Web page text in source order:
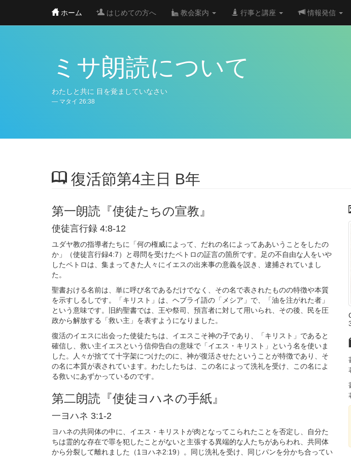
main
ホーム はじめての方へ 教会案内 行事と講座 情報発信
ミサ朗読について
わたしと共に 目を覚ましていなさい
マタイ 26:38
復活節第4主日 B年
第一朗読『使徒たちの宣教』
使徒言行録 4:8-12
ユダヤ教の指導者たちに「何の権威によって、だれの名によってああいうことをしたの
か」（使徒言行録4:7）と尋問を受けたペトロの証言の箇所です。足の不自由な人をいや
したペトロは、集まってきた人々にイエスの出来事の意義を説き、逮捕されていまし
た。
聖書おける名前は、単に呼び名であるだけでなく、その名で表されたものの特徴や本質
を示すしるしです。「キリスト」は、ヘブライ語の「メシア」で、「油を注がれた者」
という意味です。旧約聖書では、王や祭司、預言者に対して用いられ、その後、民を圧
政から解放する「救い主」を表すようになりました。
復活のイエスに出会った使徒たちは、イエスこそ神の子であり、「キリスト」であると
確信し、救い主イエスという信仰告白の意味で「イエス・キリスト」という名を使いま
した。人々が捨てて十字架につけたのに、神が復活させたということが特徴であり、そ
の名に本質が表されています。わたしたちは、この名によって洗礼を受け、この名によ
る救いにあずかっているのです。
第二朗読『使徒ヨハネの手紙』
一ヨハネ 3:1-2
ヨハネの共同体の中に、イエス・キリストが肉となってこられたことを否定し、自分た
ちは霊的な存在で罪を犯したことがないと主張する異端的な人たちがあらわれ、共同体
から分裂して離れました（1ヨハネ2:19）。同じ洗礼を受け、同じパンを分かち合ってい